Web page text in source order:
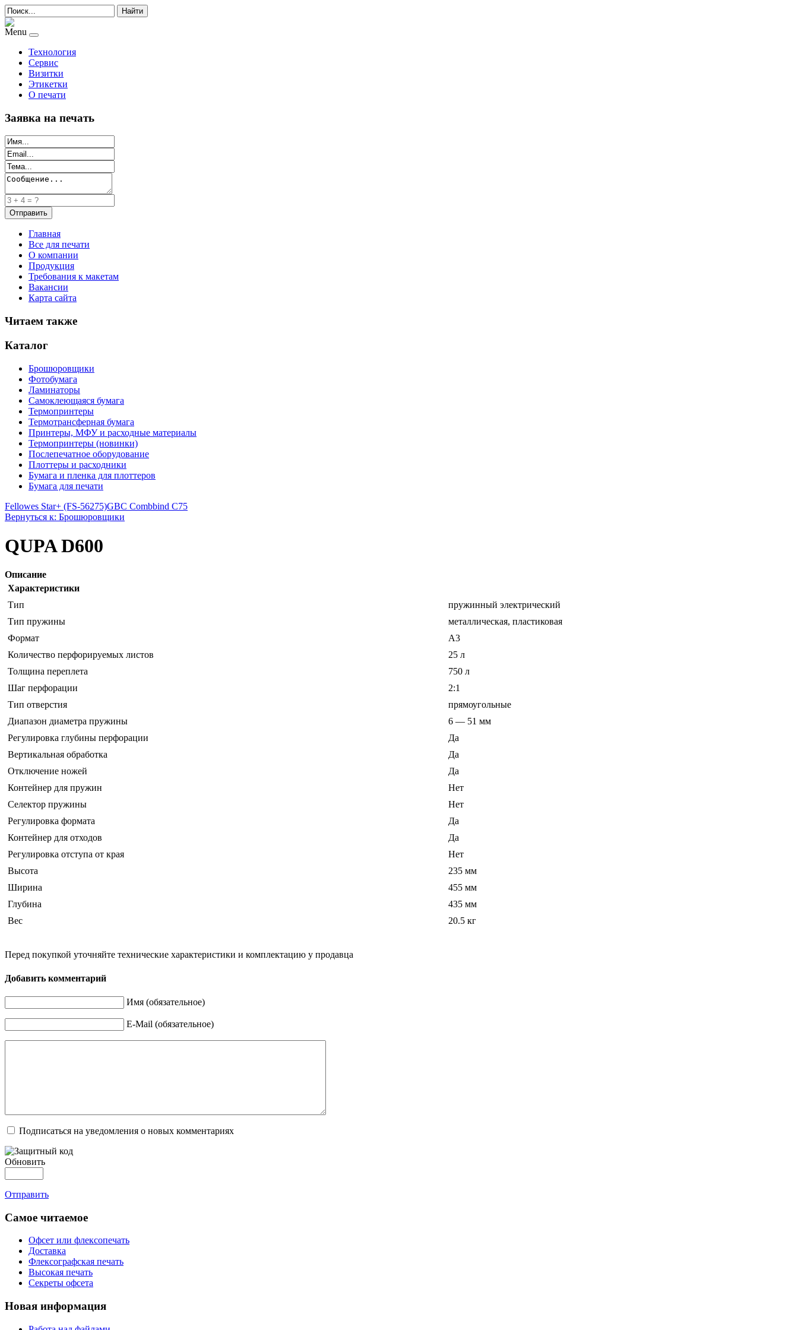
Найти
Menu
Технология
Сервис
Визитки
Этикетки
О печати
Заявка на печать
Главная
Все для печати
О компании
Продукция
Требования к макетам
Вакансии
Карта сайта
Читаем также
Каталог
Брошюровщики
Фотобумага
Ламинаторы
Самоклеющаяся бумага
Термопринтеры
Термотрансферная бумага
Принтеры, МФУ и расходные материалы
Термопринтеры (новинки)
Послепечатное оборудование
Плоттеры и расходники
Бумага и пленка для плоттеров
Бумага для печати
Fellowes Star+ (FS-56275)GBC Combbind C75
Вернуться к: Брошюровщики
QUPA D600
Описание
Характеристики
Тип
пружинный электрический
Тип пружины
металлическая, пластиковая
Формат
A3
Количество перфорируемых листов
25 л
Толщина переплета
750 л
Шаг перфорации
2:1
Тип отверстия
прямоугольные
Диапазон диаметра пружины
6 — 51 мм
Регулировка глубины перфорации
Да
Вертикальная обработка
Да
Отключение ножей
Да
Контейнер для пружин
Нет
Селектор пружины
Нет
Регулировка формата
Да
Контейнер для отходов
Да
Регулировка отступа от края
Нет
Высота
235 мм
Ширина
455 мм
Глубина
435 мм
Вес
20.5 кг
Перед покупкой уточняйте технические характеристики и комплектацию у продавца
Добавить комментарий
Имя (обязательное)
E-Mail (обязательное)
Подписаться на уведомления о новых комментариях
Обновить
Отправить
Самое читаемое
Офсет или флексопечать
Доставка
Флексографская печать
Высокая печать
Секреты офсета
Новая информация